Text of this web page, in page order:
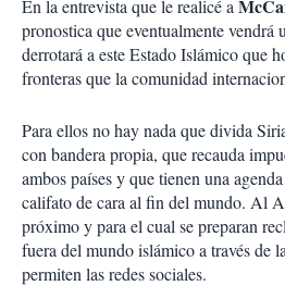
En la entrevista que le realicé a
pronostica que eventualmente vendrá
derrotará a este Estado Islámico que
fronteras que la comunidad
Para ellos no hay nada que divida
con bandera propia, que recauda
ambos países y que tienen una
califato de cara al fin del mundo. Al
próximo y para el cual se preparan
fuera del mundo islámico a través de
permiten las redes sociales.